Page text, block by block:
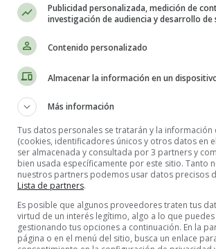
Publicidad personalizada, medición de
investigación de audiencia y desarrollo de
Contenido personalizado
Almacenar la información en un
Más información
Tus datos personales se tratarán y la
(cookies, identificadores únicos y otros datos en
ser almacenada y consultada por 3 partners y
bien usada específicamente por este sitio. Tanto
nuestros partners podemos usar datos precisos
Lista de partners.
Es posible que algunos proveedores traten tus
virtud de un interés legítimo, algo a lo que
gestionando tus opciones a continuación. En la
página o en el menú del sitio, busca un enlace